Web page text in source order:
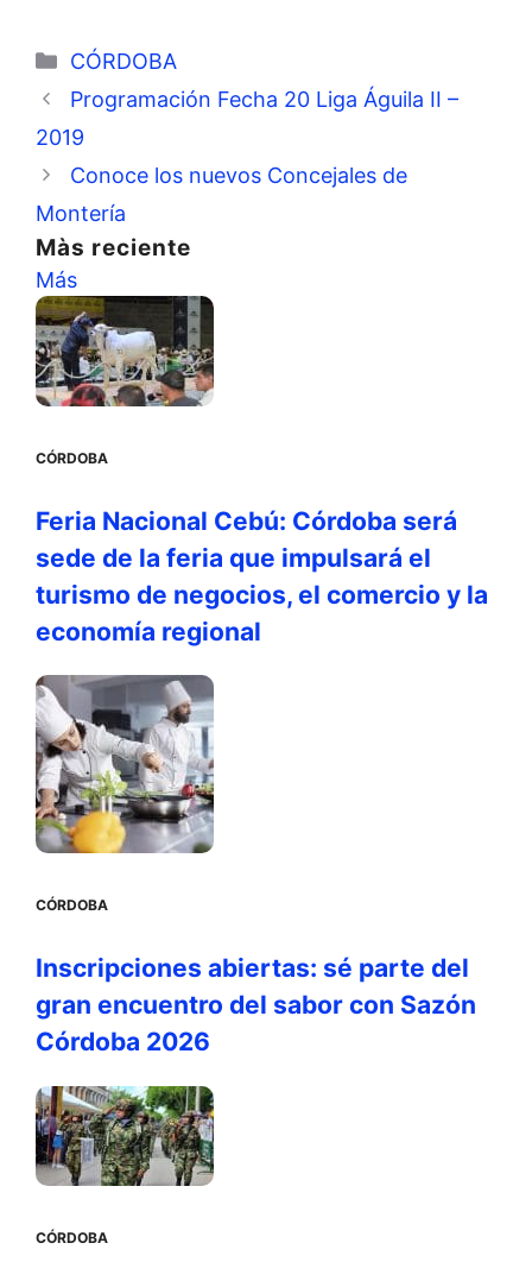
Categorías
CÓRDOBA
Programación Fecha 20 Liga Águila II –
2019
Conoce los nuevos Concejales de
Montería
Màs reciente
Más
CÓRDOBA
Feria Nacional Cebú: Córdoba será
sede de la feria que impulsará el
turismo de negocios, el comercio y la
economía regional
CÓRDOBA
Inscripciones abiertas: sé parte del
gran encuentro del sabor con Sazón
Córdoba 2026
CÓRDOBA